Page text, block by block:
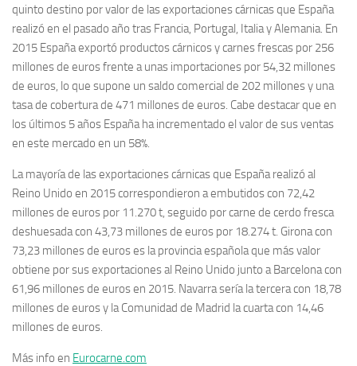
quinto destino por valor de las exportaciones cárnicas que España
realizó en el pasado año tras Francia, Portugal, Italia y Alemania. En
2015 España exportó productos cárnicos y carnes frescas por 256
millones de euros frente a unas importaciones por 54,32 millones
de euros, lo que supone un saldo comercial de 202 millones y una
tasa de cobertura de 471 millones de euros. Cabe destacar que en
los últimos 5 años España ha incrementado el valor de sus ventas
en este mercado en un 58%.
La mayoría de las exportaciones cárnicas que España realizó al
Reino Unido en 2015 correspondieron a embutidos con 72,42
millones de euros por 11.270 t, seguido por carne de cerdo fresca
deshuesada con 43,73 millones de euros por 18.274 t. Girona con
73,23 millones de euros es la provincia española que más valor
obtiene por sus exportaciones al Reino Unido junto a Barcelona con
61,96 millones de euros en 2015. Navarra sería la tercera con 18,78
millones de euros y la Comunidad de Madrid la cuarta con 14,46
millones de euros.
Más info en Eurocarne.com